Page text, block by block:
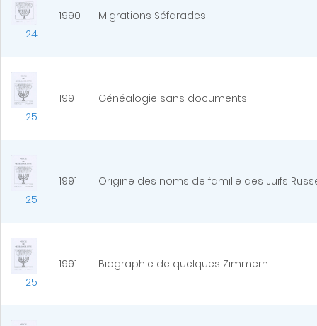
24
1990 Migrations Séfarades.
25
1991 Généalogie sans documents.
25
1991 Origine des noms de famille des Juifs
25
1991 Biographie de quelques Zimmern.